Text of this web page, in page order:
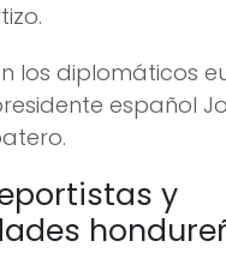
los diplomáticos
español
y